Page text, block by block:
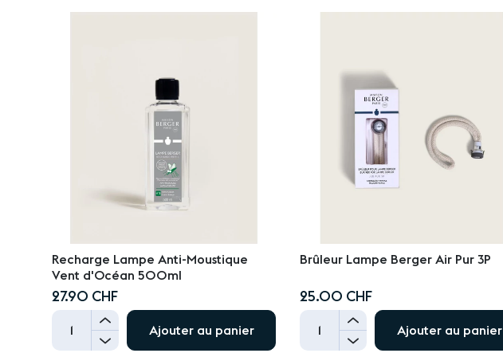
Recharge Lampe Anti-Moustique
Vent d'Océan 500ml
27.90 CHF
+
-
Ajouter au panier
Brûleur Lampe Berger Air Pur 3P
25.00 CHF
panier
+
-
Ajouter au panier